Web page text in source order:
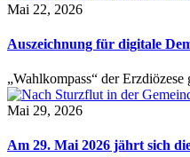
Mai 22, 2026
Auszeichnung für digitale
„Wahlkompass“ der
Mai 29, 2026
Am 29. Mai 2026 jährt sich